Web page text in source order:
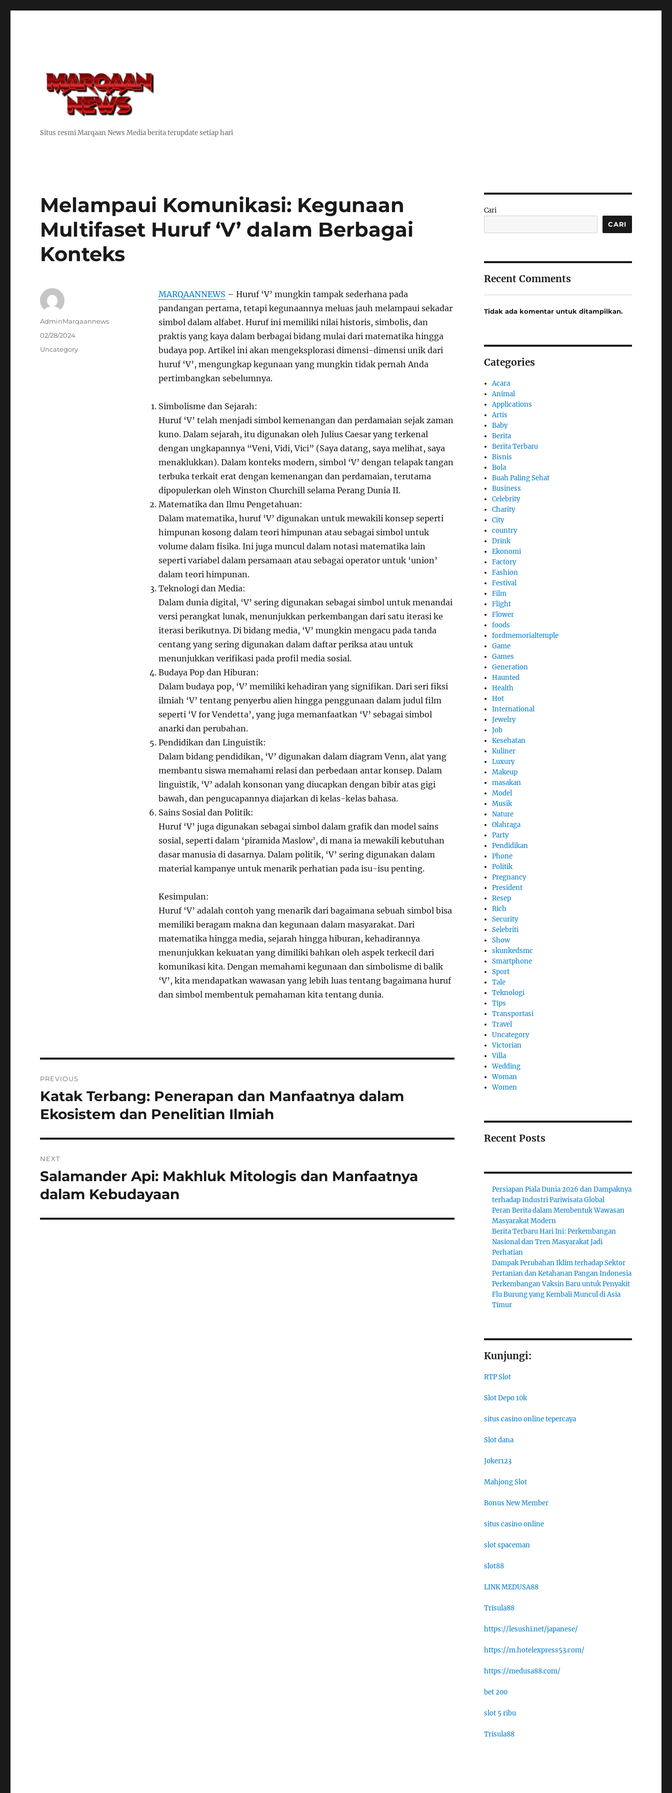
Situs resmi Marqaan News Media berita terupdate setiap hari
Melampaui Komunikasi: Kegunaan
Multifaset Huruf ‘V’ dalam Berbagai
Konteks
MARQAANNEWS – Huruf ‘V’ mungkin tampak sederhana pada
pandangan pertama, tetapi kegunaannya meluas jauh melampaui sekadar
simbol dalam alfabet. Huruf ini memiliki nilai historis, simbolis, dan
praktis yang kaya dalam berbagai bidang mulai dari matematika hingga
budaya pop. Artikel ini akan mengeksplorasi dimensi-dimensi unik dari
huruf ‘V’, mengungkap kegunaan yang mungkin tidak pernah Anda
pertimbangkan sebelumnya.
Simbolisme dan Sejarah:
Huruf ‘V’ telah menjadi simbol kemenangan dan perdamaian sejak zaman
kuno. Dalam sejarah, itu digunakan oleh Julius Caesar yang terkenal
dengan ungkapannya “Veni, Vidi, Vici” (Saya datang, saya melihat, saya
menaklukkan). Dalam konteks modern, simbol ‘V’ dengan telapak tangan
terbuka terkait erat dengan kemenangan dan perdamaian, terutama
dipopulerkan oleh Winston Churchill selama Perang Dunia II.
Matematika dan Ilmu Pengetahuan:
Dalam matematika, huruf ‘V’ digunakan untuk mewakili konsep seperti
himpunan kosong dalam teori himpunan atau sebagai simbol untuk
volume dalam fisika. Ini juga muncul dalam notasi matematika lain
seperti variabel dalam persamaan atau sebagai operator untuk ‘union’
dalam teori himpunan.
Teknologi dan Media:
Dalam dunia digital, ‘V’ sering digunakan sebagai simbol untuk menandai
versi perangkat lunak, menunjukkan perkembangan dari satu iterasi ke
iterasi berikutnya. Di bidang media, ‘V’ mungkin mengacu pada tanda
centang yang sering digunakan dalam daftar periksa atau untuk
menunjukkan verifikasi pada profil media sosial.
Budaya Pop dan Hiburan:
Dalam budaya pop, ‘V’ memiliki kehadiran yang signifikan. Dari seri fiksi
ilmiah ‘V’ tentang penyerbu alien hingga penggunaan dalam judul film
seperti ‘V for Vendetta’, yang juga memanfaatkan ‘V’ sebagai simbol
anarki dan perubahan.
Pendidikan dan Linguistik:
Dalam bidang pendidikan, ‘V’ digunakan dalam diagram Venn, alat yang
membantu siswa memahami relasi dan perbedaan antar konsep. Dalam
linguistik, ‘V’ adalah konsonan yang diucapkan dengan bibir atas gigi
bawah, dan pengucapannya diajarkan di kelas-kelas bahasa.
Sains Sosial dan Politik:
Huruf ‘V’ juga digunakan sebagai simbol dalam grafik dan model sains
sosial, seperti dalam ‘piramida Maslow’, di mana ia mewakili kebutuhan
dasar manusia di dasarnya. Dalam politik, ‘V’ sering digunakan dalam
material kampanye untuk menarik perhatian pada isu-isu penting.
Kesimpulan:
Huruf ‘V’ adalah contoh yang menarik dari bagaimana sebuah simbol bisa
memiliki beragam makna dan kegunaan dalam masyarakat. Dari
matematika hingga media, sejarah hingga hiburan, kehadirannya
menunjukkan kekuatan yang dimiliki bahkan oleh aspek terkecil dari
komunikasi kita. Dengan memahami kegunaan dan simbolisme di balik
‘V’, kita mendapatkan wawasan yang lebih luas tentang bagaimana huruf
dan simbol membentuk pemahaman kita tentang dunia.
Author
AdminMarqaannews
Posted
02/28/2024
Categories
Uncategory
pos
PREVIOUS
Previous
post:
Katak Terbang: Penerapan dan Manfaatnya dalam
Ekosistem dan Penelitian Ilmiah
NEXT
Next
post:
Salamander Api: Makhluk Mitologis dan Manfaatnya
dalam Kebudayaan
Cari
CARI
Recent Comments
Tidak ada komentar untuk ditampilkan.
Categories
Acara
Animal
Applications
Artis
Baby
Berita
Berita Terbaru
Bisnis
Bola
Buah Paling Sehat
Business
Celebrity
Charity
City
country
Drink
Ekonomi
Factory
Fashion
Festival
Film
Flight
Flower
foods
fordmemorialtemple
Game
Games
Generation
Haunted
Health
Hot
International
Jewelry
Job
Kesehatan
Kuliner
Luxury
Makeup
masakan
Model
Musik
Nature
Olahraga
Party
Pendidikan
Phone
Politik
Pregnancy
President
Resep
Rich
Security
Selebriti
Show
skunkedsmc
Smartphone
Sport
Tale
Teknologi
Tips
Transportasi
Travel
Uncategory
Victorian
Villa
Wedding
Woman
Women
Recent Posts
Persiapan Piala Dunia 2026 dan Dampaknya
terhadap Industri Pariwisata Global
Peran Berita dalam Membentuk Wawasan
Masyarakat Modern
Berita Terbaru Hari Ini: Perkembangan
Nasional dan Tren Masyarakat Jadi
Perhatian
Dampak Perubahan Iklim terhadap Sektor
Pertanian dan Ketahanan Pangan Indonesia
Perkembangan Vaksin Baru untuk Penyakit
Flu Burung yang Kembali Muncul di Asia
Timur
Kunjungi:
RTP Slot
Slot Depo 10k
situs casino online tepercaya
Slot dana
Joker123
Mahjong Slot
Bonus New Member
situs casino online
slot spaceman
slot88
LINK MEDUSA88
Trisula88
https://lesushi.net/japanese/
https://m.hotelexpress53.com/
https://medusa88.com/
bet 200
slot 5 ribu
Trisula88